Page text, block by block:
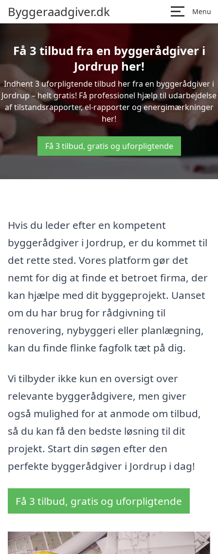
Byggeraadgiver.dk Menu
Få 3 tilbud fra en byggerådgiver i
Jordrup her!
Indhent 3 uforpligtende tilbud her fra en byggerådgiver i
Jordrup – helt gratis! Få professionel hjælp til udarbejdelse
af tilstandsrapporter, el-rapporter og energimærkninger
her!
Få 3 tilbud, gratis og uforpligtende
Hvis du leder efter en kompetent
byggerådgiver i Jordrup, er du kommet til
det rette sted. Vores platform gør det
nemt for dig at finde et betroet firma, der
kan hjælpe med dit byggeprojekt. Uanset
om du har brug for rådgivning til
renovering, nybyggeri eller planlægning,
kan du finde flinke fagfolk tæt på dig.
Vi tilbyder ikke kun en oversigt over
relevante byggerådgivere, men giver
også mulighed for at anmode om tilbud,
så du kan få den bedste løsning til dit
projekt. Start din søgen efter den
perfekte byggerådgiver i Jordrup i dag!
Få 3 tilbud, gratis og uforpligtende